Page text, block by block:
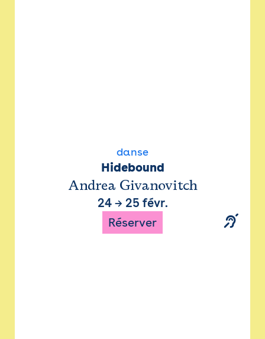
danse
Hidebound
Andrea Givanovitch
24→ 25 févr.
Réserver